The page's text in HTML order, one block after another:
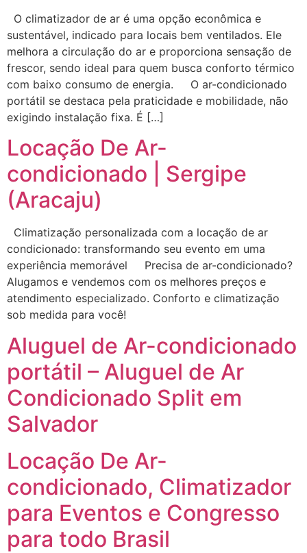
O climatizador de ar é uma opção econômica e
sustentável, indicado para locais bem ventilados. Ele
melhora a circulação do ar e proporciona sensação de
frescor, sendo ideal para quem busca conforto térmico
com baixo consumo de energia. O ar-condicionado
portátil se destaca pela praticidade e mobilidade, não
exigindo instalação fixa. É […]
Locação De Ar-
condicionado | Sergipe
(Aracaju)
Climatização personalizada com a locação de ar
condicionado: transformando seu evento em uma
experiência memorável Precisa de ar-condicionado?
Alugamos e vendemos com os melhores preços e
atendimento especializado. Conforto e climatização
sob medida para você!
Aluguel de Ar-condicionado
portátil – Aluguel de Ar
Condicionado Split em
Salvador
Locação De Ar-
condicionado, Climatizador
para Eventos e Congresso
para todo Brasil